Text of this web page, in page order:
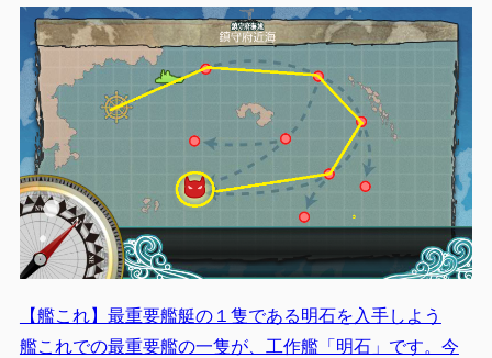
【艦これ】最重要艦艇の１隻である明石を入手しよう
艦これでの最重要艦の一隻が、工作艦「明石」です。今